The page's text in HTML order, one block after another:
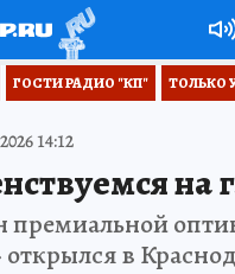
ГОСТИ РАДИО "КП" ТОЛЬКО
14:12
на
премиальной
открылся в